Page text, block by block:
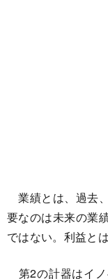
業績とは、過去
要なのは未来の業
ではない。利益と
第2の計器はイ